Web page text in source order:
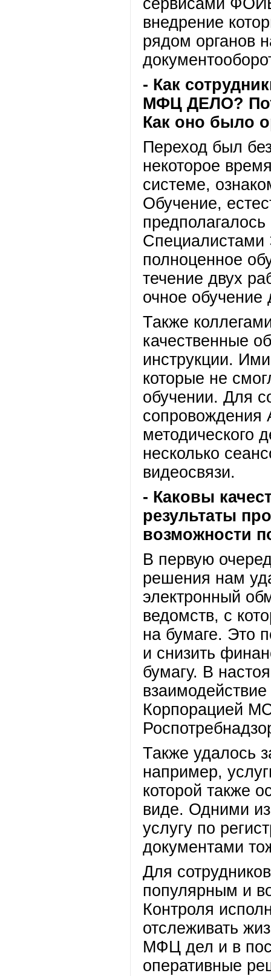
сервисами
внедрение
рядом органов
- Как
МФЦ ДЕЛО?
Как оно было
Переход был
некоторое
системе,
Обучение,
полноценное
течение двух
очное обучение
Также
качественные
инструкции.
которые не
обучении. Для
методического
несколько
видеосвязи.
- Каковы
результаты
возможности
В первую
решения нам
электронный
ведомств, с
на бумаге. Это
и снизить
бумагу. В
Корпорацией
Также удалось
например,
которой также
виде. Одними
услугу по
документами
Для
популярным и
Контроля
отслеживать
МФЦ дел и в
оперативные